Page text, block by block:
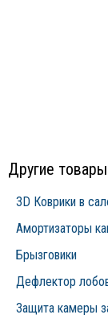
Другие
3D Коврики в
Амортизаторы
Брызговики
Дефлектор
Защита камеры